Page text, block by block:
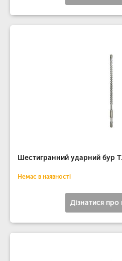
Шестигранний ударний бур
Немає в наявності
Дізнатися про